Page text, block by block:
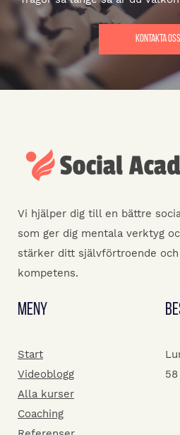
Kontakta oss
Vi hjälper dig till en bättre
som ger dig mentala verktyg
stärker ditt självförtroende
kompetens.
Meny
Start
Videoblogg
Alla kurser
Coaching